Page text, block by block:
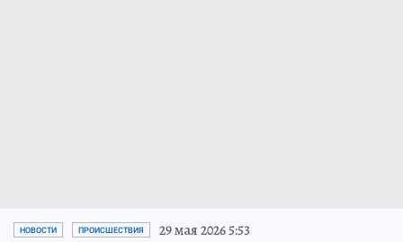
НОВОСТИ ПРОИСШЕСТВИЯ 29 мая 2026 5:53